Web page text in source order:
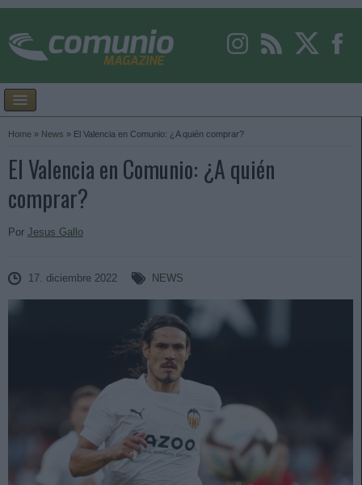
Home » News » El Valencia en Comunio: ¿A quién comprar?
El Valencia en Comunio: ¿A quién
comprar?
Por Jesus Gallo
17. diciembre 2022 NEWS